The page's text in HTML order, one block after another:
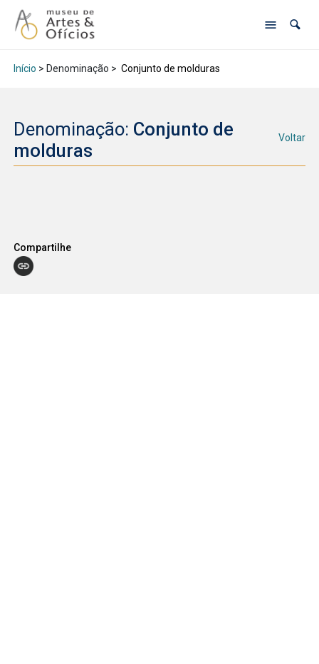
Início > Denominação > Conjunto de molduras
Denominação: Conjunto de
molduras
Voltar
Compartilhe